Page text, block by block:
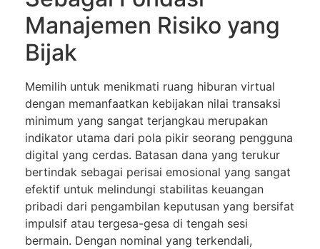
Manajemen Risiko yang
Bijak
Memilih untuk menikmati ruang hiburan virtual
dengan memanfaatkan kebijakan nilai transaksi
minimum yang sangat terjangkau merupakan
indikator utama dari pola pikir seorang pengguna
digital yang cerdas. Batasan dana yang terukur
bertindak sebagai perisai emosional yang sangat
efektif untuk melindungi stabilitas keuangan
pribadi dari pengambilan keputusan yang bersifat
impulsif atau tergesa-gesa di tengah sesi
bermain. Dengan nominal yang terkendali,